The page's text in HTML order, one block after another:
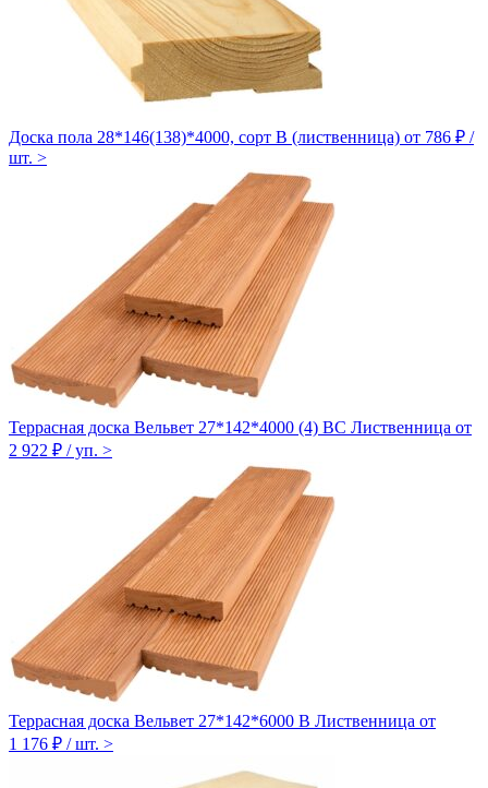
Доска пола 28*146(138)*4000, сорт B (лиственница) от 786 ₽ /
шт. >
Террасная доска Вельвет 27*142*4000 (4) ВС Лиственница от
2 922 ₽ / уп. >
Террасная доска Вельвет 27*142*6000 В Лиственница от
1 176 ₽ / шт. >